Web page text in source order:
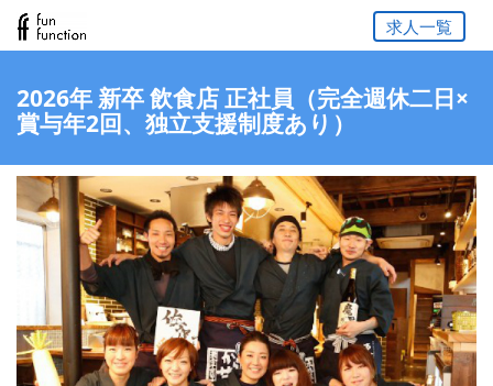
求人一覧
2026年 新卒 飲食店 正社員（完全週休二日×
賞与年2回、独立支援制度あり）